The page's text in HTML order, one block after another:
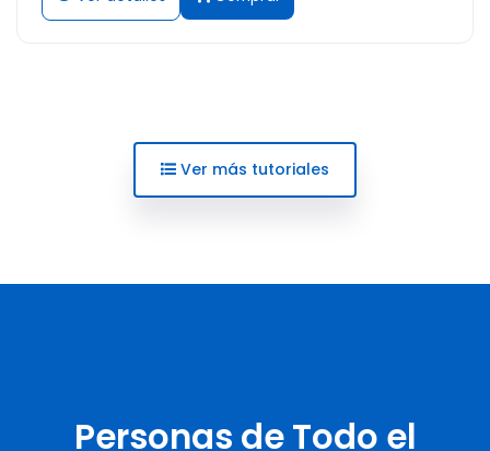
Ver más tutoriales
Personas de Todo el